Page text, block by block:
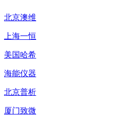
北京澳维
上海一恒
美国哈希
海能仪器
北京普析
厦门致微